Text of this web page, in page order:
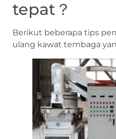
tepat？
Berikut beberapa tips
ulang kawat tembaga